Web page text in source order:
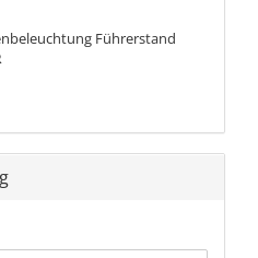
Führerstand